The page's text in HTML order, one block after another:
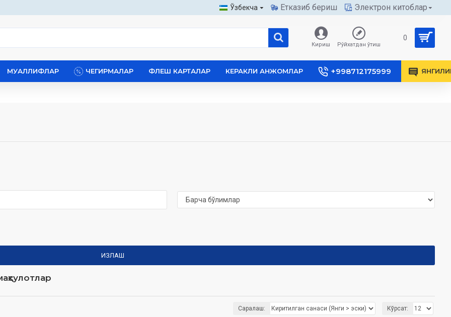
Ўзбекча Етказиб бериш Электрон китоблар
Кириш Рўйхатдан ўтиш
0
МУАЛЛИФЛАР ЧЕГИРМАЛАР ФЛЕШ КАРТАЛАР КЕРАКЛИ АНЖОМЛАР +998712175999
ИЗЛАШ
Саралаш: Кўрсат: